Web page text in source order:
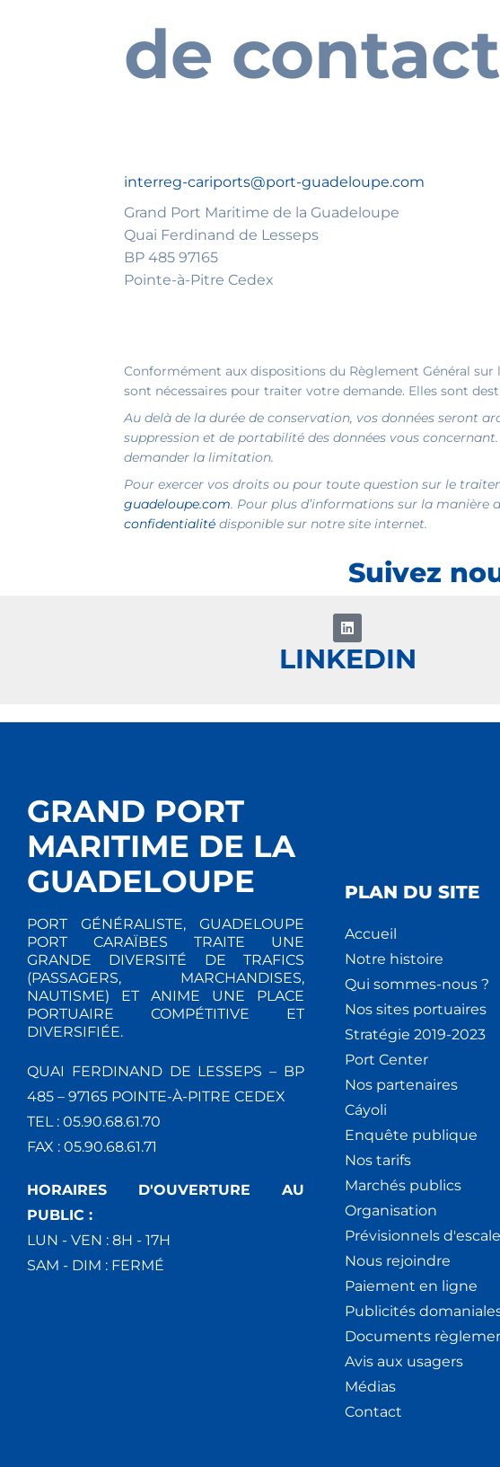
de contact
interreg-cariports@port-guadeloupe.com
Grand Port Maritime de la Guadeloupe
Quai Ferdinand de Lesseps
BP 485 97165
Pointe-à-Pitre Cedex
Conformément aux dispositions du Règlement Général
sont nécessaires pour traiter votre demande. Elles sont
Au delà de la durée de conservation, vos données seront
suppression et de portabilité des données vous
demander la limitation.
Pour exercer vos droits ou pour toute question sur le
guadeloupe.com. Pour plus d’informations sur la
confidentialité disponible sur notre site internet.
Suivez
LINKEDIN
GRAND PORT
MARITIME DE LA
GUADELOUPE
PORT GÉNÉRALISTE, GUADELOUPE
PORT CARAÏBES TRAITE UNE
GRANDE DIVERSITÉ DE TRAFICS
(PASSAGERS, MARCHANDISES,
NAUTISME) ET ANIME UNE PLACE
PORTUAIRE COMPÉTITIVE ET
DIVERSIFIÉE.
QUAI FERDINAND DE LESSEPS – BP
485 – 97165 POINTE-À-PITRE CEDEX
TEL : 05.90.68.61.70
FAX : 05.90.68.61.71
HORAIRES D'OUVERTURE AU
PUBLIC :
LUN - VEN : 8H - 17H
SAM - DIM : FERMÉ
PLAN DU SITE
Accueil
Notre histoire
Qui sommes-nous ?
Nos sites portuaires
Stratégie 2019-2023
Port Center
Nos partenaires
Cáyoli
Enquête publique
Nos tarifs
Marchés publics
Organisation
Prévisionnels
Nous rejoindre
Paiement en ligne
Publicités
Documents
Avis aux usagers
Médias
Contact